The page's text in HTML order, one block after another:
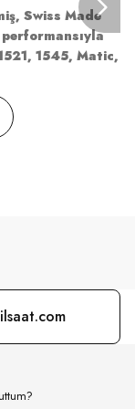
Swiss Made
1545, Matic,
teknik
dalış saati
taşır.